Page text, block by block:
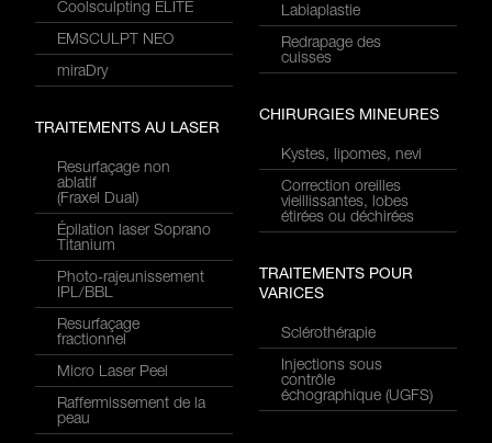
Coolsculpting ELITE
EMSCULPT NEO
miraDry
TRAITEMENTS AU LASER
Resurfaçage non
ablatif
(Fraxel Dual)
Épilation laser Soprano
Titanium
Photo-rajeunissement
IPL/BBL
Resurfaçage
fractionnel
Micro Laser Peel
Raffermissement de la
peau
Labiaplastie
Redrapage des
cuisses
CHIRURGIES MINEURES
Kystes, lipomes, nevi
Correction oreilles
vieillissantes, lobes
étirées ou déchirées
TRAITEMENTS POUR
VARICES
Sclérothérapie
Injections sous
contrôle
échographique (UGFS)